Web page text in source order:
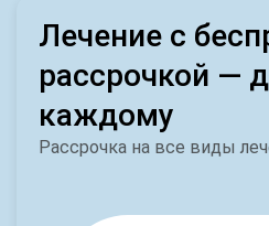
Лечение с
рассрочкой —
каждому
Рассрочка на все виды